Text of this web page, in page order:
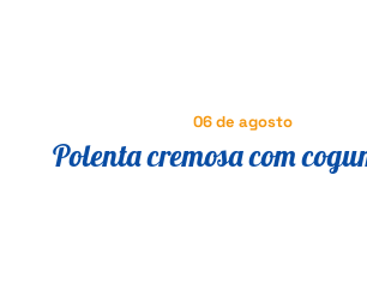
06 de agosto
Polenta cremosa com